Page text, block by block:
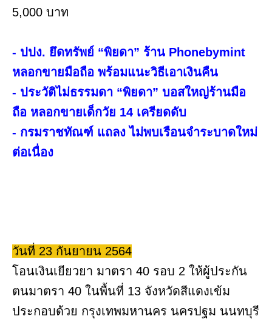
5,000 บาท
- ปปง. ยึดทรัพย์ “พิยดา” ร้าน Phonebymint
หลอกขายมือถือ พร้อมแนะวิธีเอาเงินคืน
- ประวัติไม่ธรรมดา “พิยดา” บอสใหญ่ร้านมือ
ถือ หลอกขายเด็กวัย 14 เครียดดับ
- กรมราชทัณฑ์ แถลง ไม่พบเรือนจำระบาดใหม่
ต่อเนื่อง
วันที่ 23 กันยายน 2564
โอนเงินเยียวยา มาตรา 40 รอบ 2 ให้ผู้ประกัน
ตนมาตรา 40 ในพื้นที่ 13 จังหวัดสีแดงเข้ม
ประกอบด้วย กรุงเทพมหานคร นครปฐม นนทบุรี